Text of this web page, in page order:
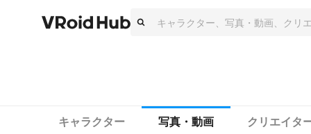
キャラクター 写真・動画 クリエイタ